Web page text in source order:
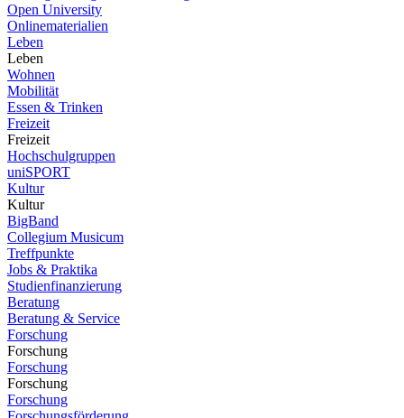
Open University
Onlinematerialien
Leben
Leben
Wohnen
Mobilität
Essen & Trinken
Freizeit
Freizeit
Hochschulgruppen
uniSPORT
Kultur
Kultur
BigBand
Collegium Musicum
Treffpunkte
Jobs & Praktika
Studienfinanzierung
Beratung
Beratung & Service
Forschung
Forschung
Forschung
Forschung
Forschung